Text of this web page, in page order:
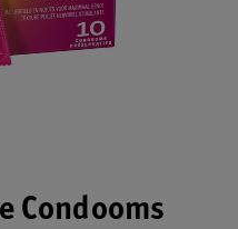
Condooms